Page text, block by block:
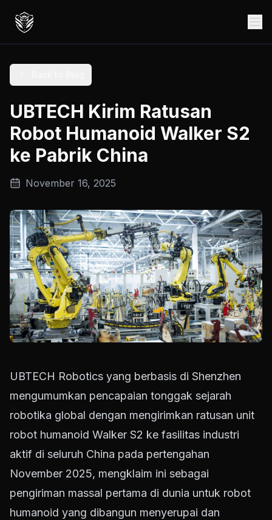
UBTECH Kirim Ratusan
Robot Humanoid Walker S2
ke Pabrik China
November 16, 2025
UBTECH Robotics yang berbasis di Shenzhen
mengumumkan pencapaian tonggak sejarah
robotika global dengan mengirimkan ratusan unit
robot humanoid Walker S2 ke fasilitas industri
aktif di seluruh China pada pertengahan
November 2025, mengklaim ini sebagai
pengiriman massal pertama di dunia untuk robot
humanoid yang dibangun menyerupai dan